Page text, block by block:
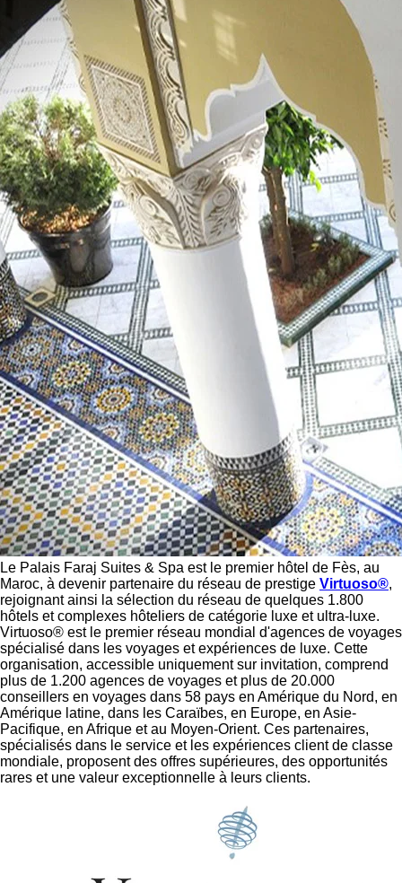
Le Palais Faraj Suites & Spa est le premier hôtel de Fès, au
Maroc, à devenir partenaire du réseau de prestige Virtuoso®,
rejoignant ainsi la sélection du réseau de quelques 1.800
hôtels et complexes hôteliers de catégorie luxe et ultra-luxe.
Virtuoso® est le premier réseau mondial d'agences de voyages
spécialisé dans les voyages et expériences de luxe. Cette
organisation, accessible uniquement sur invitation, comprend
plus de 1.200 agences de voyages et plus de 20.000
conseillers en voyages dans 58 pays en Amérique du Nord, en
Amérique latine, dans les Caraïbes, en Europe, en Asie-
Pacifique, en Afrique et au Moyen-Orient. Ces partenaires,
spécialisés dans le service et les expériences client de classe
mondiale, proposent des offres supérieures, des opportunités
rares et une valeur exceptionnelle à leurs clients.